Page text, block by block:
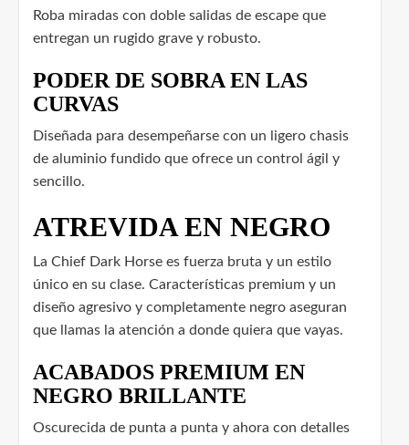
Roba miradas con doble salidas de escape que
entregan un rugido grave y robusto.
PODER DE SOBRA EN LAS
CURVAS
Diseñada para desempeñarse con un ligero chasis
de aluminio fundido que ofrece un control ágil y
sencillo.
ATREVIDA EN NEGRO
La Chief Dark Horse es fuerza bruta y un estilo
único en su clase. Características premium y un
diseño agresivo y completamente negro aseguran
que llamas la atención a donde quiera que vayas.
ACABADOS PREMIUM EN
NEGRO BRILLANTE
Oscurecida de punta a punta y ahora con detalles